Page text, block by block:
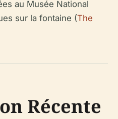
au Musée National
sur la fontaine (The
Récente